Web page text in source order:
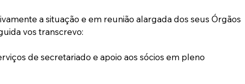
a situação e em reunião alargada dos seus Órgãos
vos transcrevo:
de secretariado e apoio aos sócios em pleno